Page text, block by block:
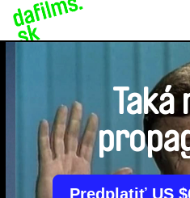
Taká
Predplatiť US